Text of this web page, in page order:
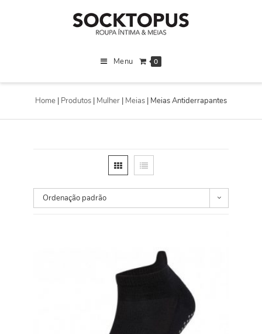
0
Menu
Home | Produtos | Mulher | Meias | Meias Antiderrapantes
Ordenação padrão